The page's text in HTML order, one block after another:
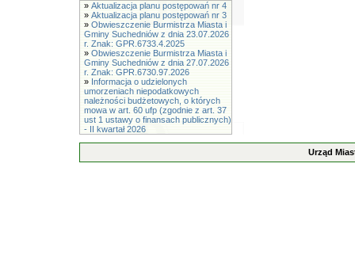
» Aktualizacja planu postępowań nr 4
» Aktualizacja planu postępowań nr 3
» Obwieszczenie Burmistrza Miasta i
Gminy Suchedniów z dnia 23.07.2026
r. Znak: GPR.6733.4.2025
» Obwieszczenie Burmistrza Miasta i
Gminy Suchedniów z dnia 27.07.2026
r. Znak: GPR.6730.97.2026
» Informacja o udzielonych
umorzeniach niepodatkowych
należności budżetowych, o których
mowa w art. 60 ufp (zgodnie z art. 37
ust 1 ustawy o finansach publicznych)
- II kwartał 2026
Urząd